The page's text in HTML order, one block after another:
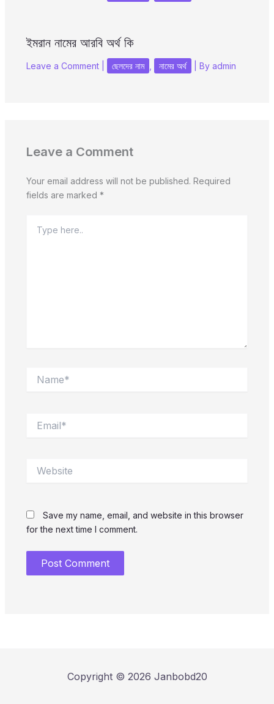
ইমরান নামের আরবি অর্থ কি
Leave a Comment ছেলদের নাম নামের অর্থ | By admin
Leave a Comment
Your email address will not be published. Required
fields are marked *
here..
Save my name, email, and website in this browser
for the next time I comment.
Copyright © 2026 Janbobd20